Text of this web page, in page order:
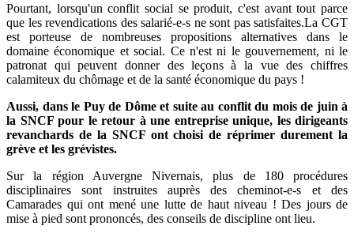
Pourtant, lorsqu'un conflit social se produit, c'est avant tout parce
que les revendications des salarié-e-s ne sont pas satisfaites.La CGT
est porteuse de nombreuses propositions alternatives dans le
domaine économique et social. Ce n'est ni le gouvernement, ni le
patronat qui peuvent donner des leçons à la vue des chiffres
calamiteux du chômage et de la santé économique du pays !
Aussi, dans le Puy de Dôme et suite au conflit du mois de juin à
la SNCF pour le retour à une entreprise unique, les dirigeants
revanchards de la SNCF ont choisi de réprimer durement la
grève et les grévistes.
Sur la région Auvergne Nivernais, plus de 180 procédures
disciplinaires sont instruites auprès des cheminot-e-s et des
Camarades qui ont mené une lutte de haut niveau ! Des jours de
mise à pied sont prononcés, des conseils de discipline ont lieu.